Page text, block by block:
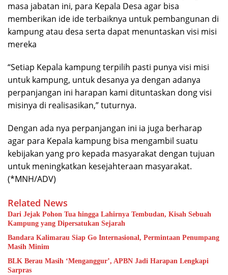
masa jabatan ini, para Kepala Desa agar bisa
memberikan ide ide terbaiknya untuk pembangunan di
kampung atau desa serta dapat menuntaskan visi misi
mereka
“Setiap Kepala kampung terpilih pasti punya visi misi
untuk kampung, untuk desanya ya dengan adanya
perpanjangan ini harapan kami dituntaskan dong visi
misinya di realisasikan,” tuturnya.
Dengan ada nya perpanjangan ini ia juga berharap
agar para Kepala kampung bisa mengambil suatu
kebijakan yang pro kepada masyarakat dengan tujuan
untuk meningkatkan kesejahteraan masyarakat.
(*MNH/ADV)
Related News
Dari Jejak Pohon Tua hingga Lahirnya Tembudan, Kisah Sebuah
Kampung yang Dipersatukan Sejarah
Bandara Kalimarau Siap Go Internasional, Permintaan Penumpang
Masih Minim
BLK Berau Masih ‘Menganggur’, APBN Jadi Harapan Lengkapi
Sarpras